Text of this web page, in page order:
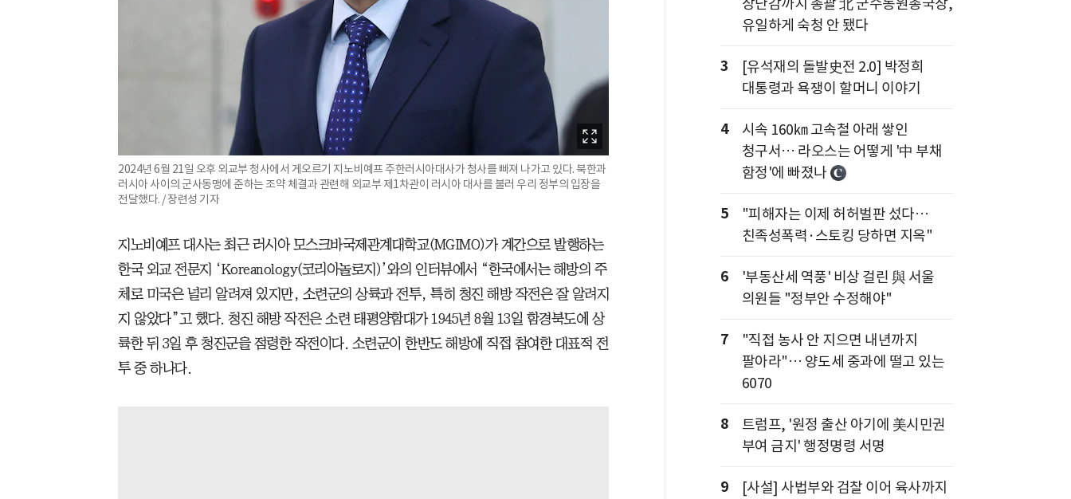
2024년 6월 21일 오후 외교부 청사에서 게오르기 지노비예프 주한러시아대사가 청사를 빠져 나가고 있다. 북한과
러시아 사이의 군사동맹에 준하는 조약 체결과 관련해 외교부 제1차관이 러시아 대사를 불러 우리 정부의 입장을
전달했다. / 장련성 기자
지노비예프 대사는 최근 러시아 모스크바국제관계대학교(MGIMO)가 계간으로 발행하는
한국 외교 전문지 ‘Koreanology(코리아놀로지)’와의 인터뷰에서 “한국에서는 해방의 주
체로 미국은 널리 알려져 있지만, 소련군의 상륙과 전투, 특히 청진 해방 작전은 잘 알려지
지 않았다”고 했다. 청진 해방 작전은 소련 태평양함대가 1945년 8월 13일 함경북도에 상
륙한 뒤 3일 후 청진군을 점령한 작전이다. 소련군이 한반도 해방에 직접 참여한 대표적 전
투 중 하나다.
유일하게 숙청 안 됐다
3
[유석재의 돌발史전 2.0] 박정희
대통령과 욕쟁이 할머니 이야기
4
시속 160㎞ 고속철 아래 쌓인
청구서… 라오스는 어떻게 '中 부채
함정'에 빠졌나
5
"피해자는 이제 허허벌판 섰다…
친족성폭력·스토킹 당하면 지옥"
6
'부동산세 역풍' 비상 걸린 與 서울
의원들 "정부안 수정해야"
7
"직접 농사 안 지으면 내년까지
팔아라"… 양도세 중과에 떨고 있는
6070
8
트럼프, '원정 출산 아기에 美시민권
부여 금지' 행정명령 서명
9
[사설] 사법부와 검찰 이어 육사까지